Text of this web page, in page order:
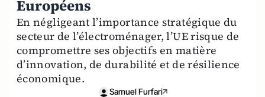
Européens
En négligeant l’importance stratégique du
secteur de l’électroménager, l’UE risque de
compromettre ses objectifs en matière
d’innovation, de durabilité et de résilience
économique.
Samuel Furfari